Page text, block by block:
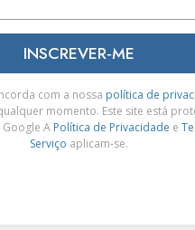
INSCREVER‑ME
com a nossa política de
momento. Este site está
Google A Política de Privacidade e
Serviço aplicam‑se.